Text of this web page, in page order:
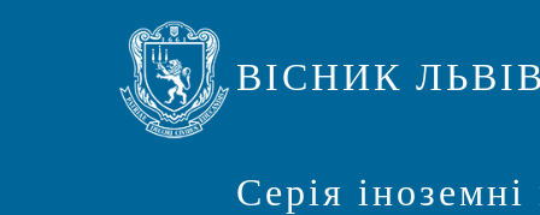
ВІСНИК
Серія